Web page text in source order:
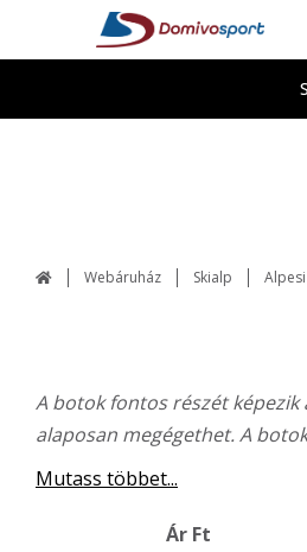
Webáruház Skialp
A botok fontos részét képezik
alaposan megégethet. A
Mutass többet...
Ár Ft